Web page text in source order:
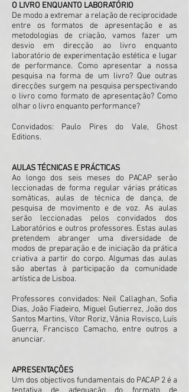
O LIVRO ENQUANTO LABORATÓRIO
De modo a extremar a relação de reciprocidade
entre os formatos de apresentação e as
metodologias de criação, vamos fazer um
desvio em direcção ao livro enquanto
laboratório de experimentação estética e lugar
de performance. Como apresentar a nossa
pesquisa na forma de um livro? Que outras
direcções surgem na pesquisa perspectivando
o livro como formato de apresentação? Como
olhar o livro enquanto performance?
Convidados: Paulo Pires do Vale, Ghost
Editions.
AULAS TÉCNICAS E PRÁCTICAS
Ao longo dos seis meses do PACAP serão
leccionadas de forma regular várias práticas
somáticas, aulas de técnica de dança, de
pesquisa de movimento e de voz. As aulas
serão leccionadas pelos convidados dos
Laboratórios e outros professores. Estas aulas
pretendem abranger uma diversidade de
modos de preparação e de iniciação da prática
criativa a partir do corpo. Algumas das aulas
são abertas à participação da comunidade
artística de Lisboa.
Professores convidados: Neil Callaghan, Sofia
Dias, João Fiadeiro, Miguel Gutierrez, João dos
Santos Martins, Vítor Roriz, Vânia Rovisco, Luís
Guerra, Francisco Camacho, entre outros a
anunciar.
APRESENTAÇÕES
Um dos objectivos fundamentais do PACAP 2 é a